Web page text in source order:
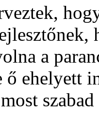
a
ő ehelyett